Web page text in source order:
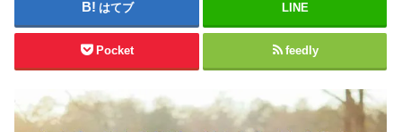
はてブ LINE
Pocket feedly